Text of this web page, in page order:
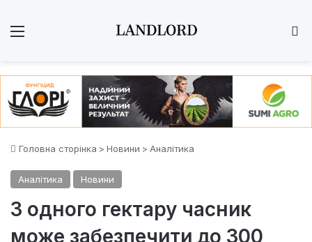
Головна сторінка > Новини > Аналітика
Аналітика Новини
З одного гектару часник
може забезпечити до 300